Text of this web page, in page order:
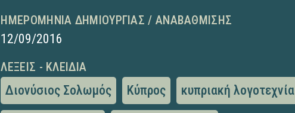
ΗΜΕΡΟΜΗΝΊΑ ΔΗΜΙΟΥΡΓΊΑΣ / ΑΝΑΒΆΘΜΙΣΗΣ
12/09/2016
ΛΈΞΕΙΣ - ΚΛΕΙΔΙΆ
Διονύσιος Σολωμός Κύπρος κυπριακή λογοτεχνία